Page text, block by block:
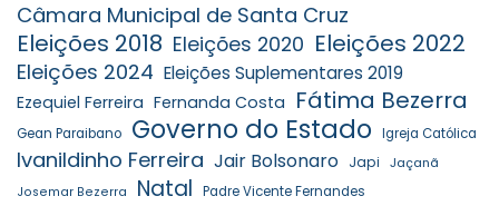
Câmara Municipal de Santa Cruz
Eleições 2018 Eleições 2020 Eleições 2022
Eleições 2024 Eleições Suplementares 2019
Ezequiel Ferreira Fernanda Costa Fátima Bezerra
Gean Paraibano Governo do Estado Igreja Católica
Ivanildinho Ferreira Jair Bolsonaro Japi Jaçanã
Josemar Bezerra Natal Padre Vicente Fernandes